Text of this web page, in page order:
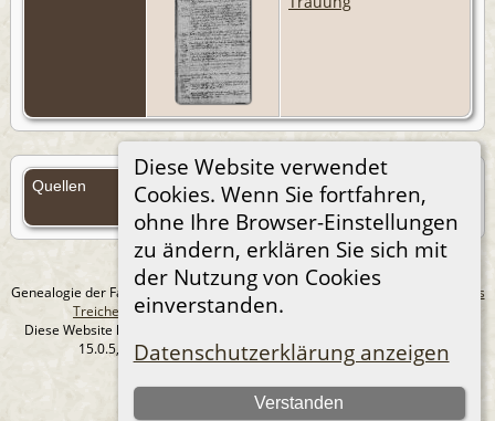
Diese Website verwendet
Cookies. Wenn Sie fortfahren,
ohne Ihre Browser-Einstellungen
zu ändern, erklären Sie sich mit
der Nutzung von Cookies
einverstanden.
Datenschutzerklärung anzeigen
Verstanden
Quellen
Quellen (Anmelden)
Genealogie der Familie Treichel aus Berlin. - erstellt und betreut von
Andreas
Treichel
Copyright © 2014-2026 Alle Rechte vorbehalten.
Diese Website läuft mit
15.0.5, programmiert von Darrin Lythgoe © 2001-2026.
Datenschutzerklärung
--- Self-Hosted at home ---